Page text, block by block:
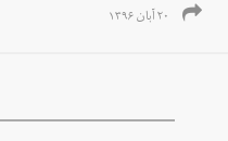
۲۰ آبان ۱۳۹۶